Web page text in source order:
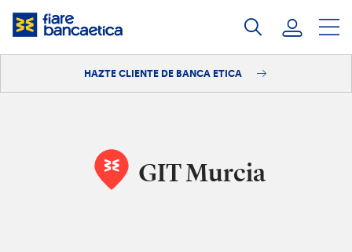
Saltar
HAZTE CLIENTE DE BANCA ETICA
GIT Murcia